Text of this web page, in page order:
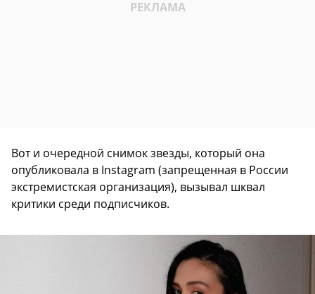
Вот и очередной снимок звезды, который она
опубликовала в Instagram (запрещенная в России
экстремистская организация), вызывал шквал
критики среди подписчиков.